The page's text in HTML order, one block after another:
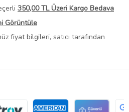
350,00 TL Üzeri Kargo Bedava
Görüntüle
fiyat bilgileri, satıcı tarafından